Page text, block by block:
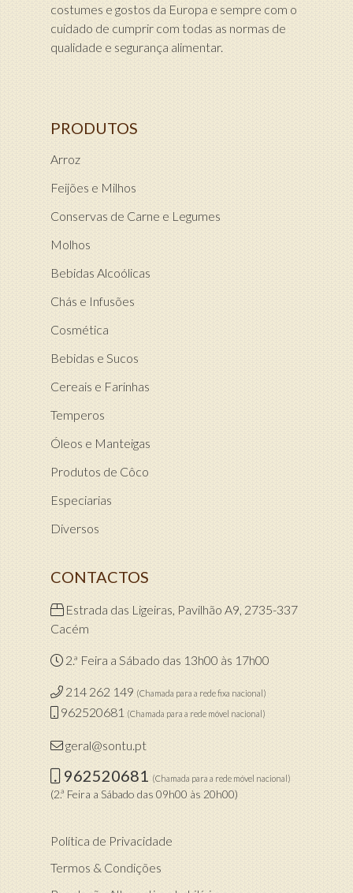
costumes e gostos da Europa e sempre com o
cuidado de cumprir com todas as normas de
qualidade e segurança alimentar.
PRODUTOS
Arroz
Feijões e Milhos
Conservas de Carne e Legumes
Molhos
Bebidas Alcoólicas
Chás e Infusões
Cosmética
Bebidas e Sucos
Cereais e Farinhas
Temperos
Óleos e Manteigas
Produtos de Côco
Especiarias
Diversos
CONTACTOS
Estrada das Ligeiras, Pavilhão A9, 2735-337
Cacém
2.ª Feira a Sábado das 13h00 às 17h00
214 262 149 (Chamada para a rede fixa nacional)
962520681 (Chamada para a rede móvel nacional)
geral@sontu.pt
962520681 (Chamada para a rede móvel nacional)
(2.ª Feira a Sábado das 09h00 às 20h00)
Política de Privacidade
Termos & Condições